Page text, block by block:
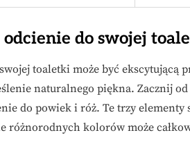
do swojej
toaletki może być ekscytującą
naturalnego piękna. Zacznij od
do powiek i róż. Te trzy
różnorodnych kolorów może